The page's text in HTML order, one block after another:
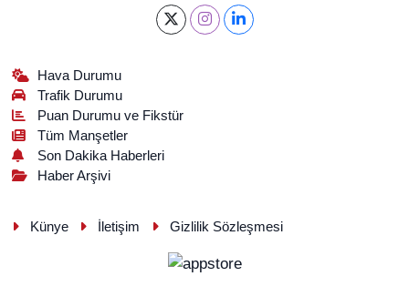
Hava Durumu
Trafik Durumu
Puan Durumu ve Fikstür
Tüm Manşetler
Son Dakika Haberleri
Haber Arşivi
Künye İletişim Gizlilik Sözleşmesi